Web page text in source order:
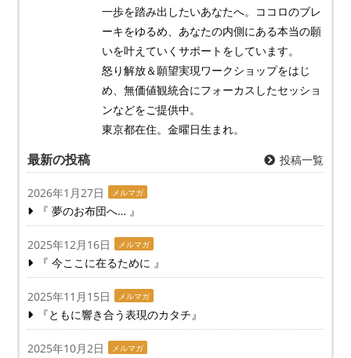
一歩を踏み出したいあなたへ。ココロのブレ
ーキをゆるめ、あなたの内側にある本当の願
いを叶えていくサポートをしています。
怒り解放＆願望実現ワークショップをはじ
め、無価値観統合にフォーカスしたセッショ
ンなどをご提供中。
東京都在住。金曜日生まれ。
最新の投稿 投稿一覧
2026年1月27日 メルマガ
『 夢のお布団へ… 』
2025年12月16日 メルマガ
『 今ここに在るために 』
2025年11月15日 メルマガ
『ともに響き合う表現のカタチ』
2025年10月2日 メルマガ